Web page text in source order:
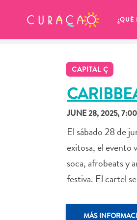
¿QUÉ
CAPITAL Ç
JUNE 28, 2025,
El sábado 28 de
exitosa, el evento
soca, afrobeats y
festiva. El cartel
MÁS
MIS FAVORITOS
ningún lugar favorito aún.